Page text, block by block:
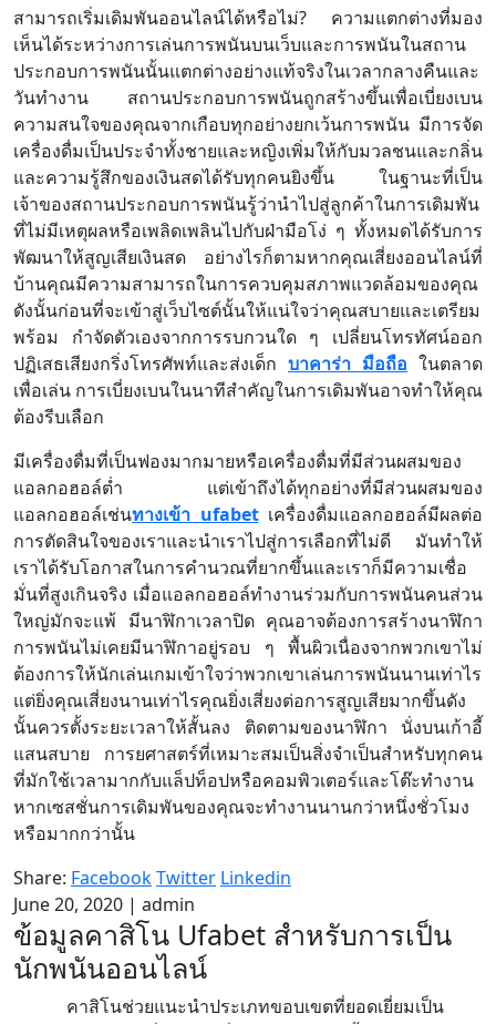
สามารถเริ่มเดิมพันออนไลน์ได้หรือไม่? ความแตกต่างที่มอง
เห็นได้ระหว่างการเล่นการพนันบนเว็บและการพนันในสถาน
ประกอบการพนันนั้นแตกต่างอย่างแท้จริงในเวลากลางคืนและ
วันทำงาน สถานประกอบการพนันถูกสร้างขึ้นเพื่อเบี่ยงเบน
ความสนใจของคุณจากเกือบทุกอย่างยกเว้นการพนัน มีการจัด
เครื่องดื่มเป็นประจำทั้งชายและหญิงเพิ่มให้กับมวลชนและกลิ่น
และความรู้สึกของเงินสดได้รับทุกคนยิงขึ้น ในฐานะที่เป็น
เจ้าของสถานประกอบการพนันรู้ว่านำไปสู่ลูกค้าในการเดิมพัน
ที่ไม่มีเหตุผลหรือเพลิดเพลินไปกับฝ่ามือโง่ ๆ ทั้งหมดได้รับการ
พัฒนาให้สูญเสียเงินสด อย่างไรก็ตามหากคุณเสี่ยงออนไลน์ที่
บ้านคุณมีความสามารถในการควบคุมสภาพแวดล้อมของคุณ
ดังนั้นก่อนที่จะเข้าสู่เว็บไซต์นั้นให้แน่ใจว่าคุณสบายและเตรียม
พร้อม กำจัดตัวเองจากการรบกวนใด ๆ เปลี่ยนโทรทัศน์ออก
ปฏิเสธเสียงกริ่งโทรศัพท์และส่งเด็ก บาคาร่า มือถือ ในตลาด
เพื่อเล่น การเบี่ยงเบนในนาทีสำคัญในการเดิมพันอาจทำให้คุณ
ต้องรีบเลือก
มีเครื่องดื่มที่เป็นฟองมากมายหรือเครื่องดื่มที่มีส่วนผสมของ
แอลกอฮอล์ต่ำ แต่เข้าถึงได้ทุกอย่างที่มีส่วนผสมของ
แอลกอฮอล์เช่นทางเข้า ufabet เครื่องดื่มแอลกอฮอล์มีผลต่อ
การตัดสินใจของเราและนำเราไปสู่การเลือกที่ไม่ดี มันทำให้
เราได้รับโอกาสในการคำนวณที่ยากขึ้นและเราก็มีความเชื่อ
มั่นที่สูงเกินจริง เมื่อแอลกอฮอล์ทำงานร่วมกับการพนันคนส่วน
ใหญ่มักจะแพ้ มีนาฬิกาเวลาปิด คุณอาจต้องการสร้างนาฬิกา
การพนันไม่เคยมีนาฬิกาอยู่รอบ ๆ พื้นผิวเนื่องจากพวกเขาไม่
ต้องการให้นักเล่นเกมเข้าใจว่าพวกเขาเล่นการพนันนานเท่าไร
แต่ยิ่งคุณเสี่ยงนานเท่าไรคุณยิ่งเสี่ยงต่อการสูญเสียมากขึ้นดัง
นั้นควรตั้งระยะเวลาให้สั้นลง ติดตามของนาฬิกา นั่งบนเก้าอี้
แสนสบาย การยศาสตร์ที่เหมาะสมเป็นสิ่งจำเป็นสำหรับทุกคน
ที่มักใช้เวลามากกับแล็ปท็อปหรือคอมพิวเตอร์และโต๊ะทำงาน
หากเซสชั่นการเดิมพันของคุณจะทำงานนานกว่าหนึ่งชั่วโมง
หรือมากกว่านั้น
Share: FacebookTwitter Linkedin
June 20, 2020 | admin
ข้อมูลคาสิโน Ufabet สำหรับการเป็น
นักพนันออนไลน์
คาสิโนช่วยแนะนำประเภทขอบเขตที่ยอดเยี่ยมเป็น